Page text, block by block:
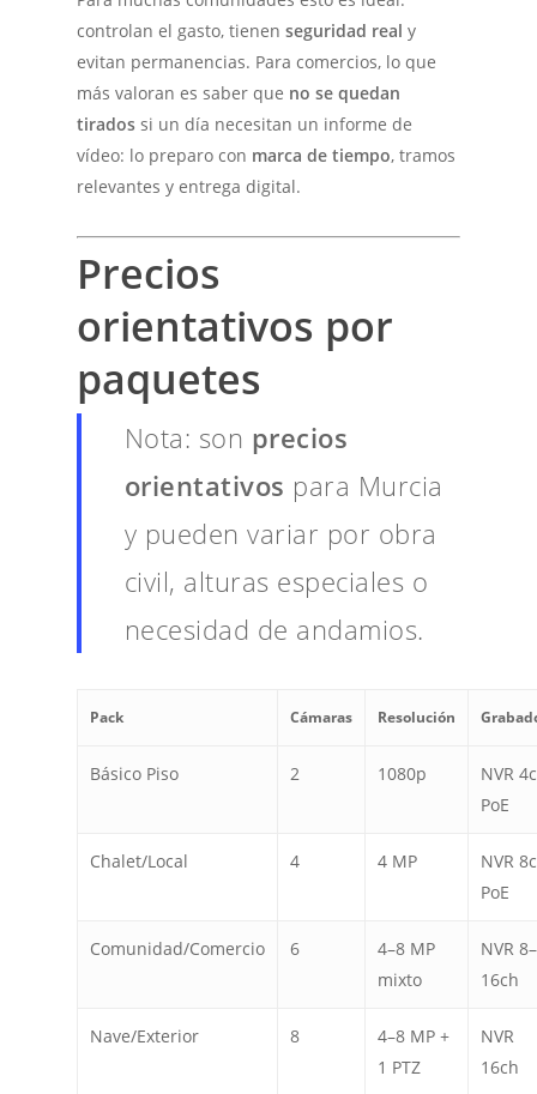
controlan el gasto, tienenseguridad real y
evitan permanencias. Para comercios, lo que
más valoran es saber que no se quedan
tirados si un día necesitan un informe de
vídeo: lo preparo con marca de tiempo, tramos
relevantes y entrega digital.
Precios
orientativos por
paquetes
Nota: son precios
orientativos para Murcia
y pueden variar por obra
civil, alturas especiales o
necesidad de andamios.
Pack Cámaras Resolución
Básico Piso 2 1080p
NVR
PoE
Chalet/Local 4 4 MP
NVR
PoE
Comunidad/Comercio 6
4–8 MP
mixto
NVR 8–
16ch
Nave/Exterior 8
4–8 MP +
1 PTZ
NVR
16ch